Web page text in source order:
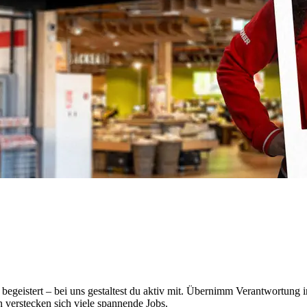
– bei uns gestaltest du aktiv mit. Übernimm
sich viele spannende Jobs.